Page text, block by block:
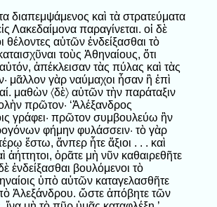
διαπεμψάμενος καὶ τὰ στρατεύματα
Λακεδαίμονα παραγίνεται. οἱ δὲ
θέλοντες αὑτῶν ἐνδείξασθαι τὸ
τοὺς Ἀθηναίους, ὅτι
ἀπέκλεισαν τὰς πύλας καὶ τὰς
μᾶλλον γὰρ ναύμαχοι ἦσαν ἢ ἐπὶ
μαθὼν 〈δὲ〉 αὐτῶν τὴν παράταξιν
πρῶτον· ‘Ἀλέξανδρος
γράφει· πρῶτον συμβουλεύω ἣν
φήμην φυλάσσειν· τὸ γὰρ
ἔστω, ἄνπερ ἦτε ἄξιοι . . . καὶ
ἀήττητοι, ὁρᾶτε μὴ νῦν καθαιρεθῆτε
ἐνδείξασθαι βουλόμενοι τὸ
ὑπὸ αὐτῶν καταγελασθῆτε
Ἀλεξάνδρου. ὥστε ἀπόβητε τῶν